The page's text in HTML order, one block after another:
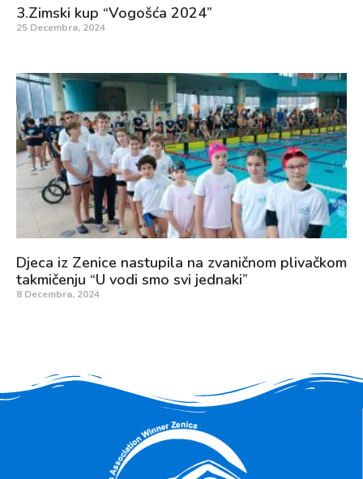
3.Zimski kup “Vogošća 2024”
25 Decembra, 2024
Djeca iz Zenice nastupila na zvaničnom plivačkom
takmičenju “U vodi smo svi jednaki”
8 Decembra, 2024